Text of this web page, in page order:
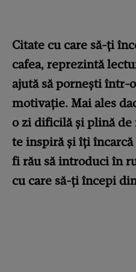
Citate cu care să-ți
cafea, reprezintă
ajută să pornești într-
motivație. Mai ales
o zi dificilă și plină de
te inspiră și îți încarcă
fi rău să introduci în
cu care să-ți începi